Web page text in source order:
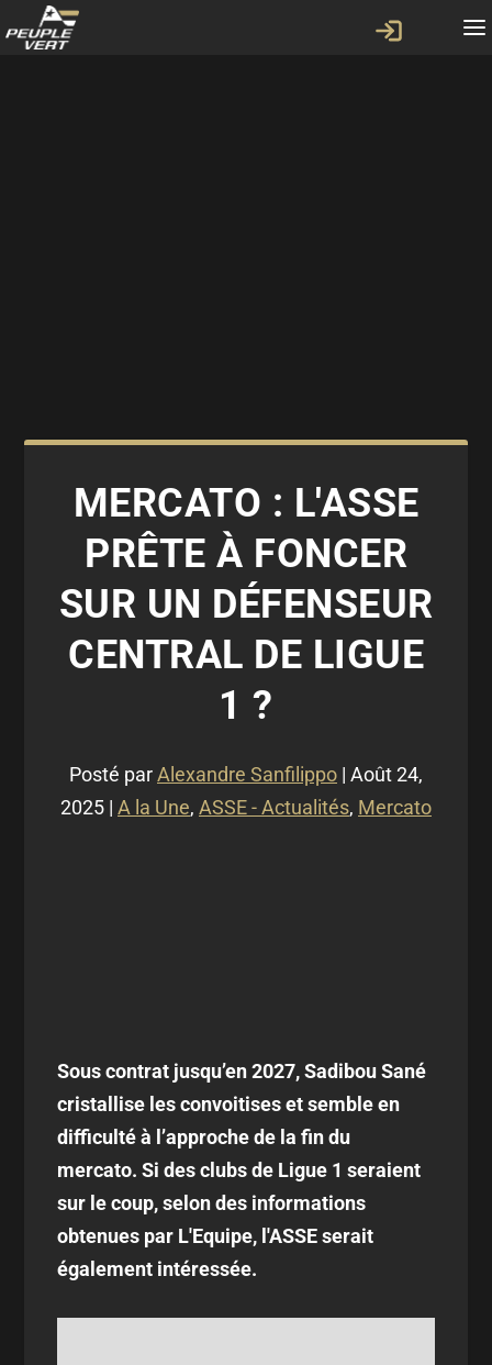
MERCATO : L'ASSE
PRÊTE À FONCER
SUR UN DÉFENSEUR
CENTRAL DE LIGUE
1 ?
Posté parAlexandre Sanfilippo | Août 24,
2025 | A la Une, ASSE - Actualités, Mercato
Sous contrat jusqu’en 2027, Sadibou Sané
cristallise les convoitises et semble en
difficulté à l’approche de la fin du
mercato. Si des clubs de Ligue 1 seraient
sur le coup, selon des informations
obtenues par L'Equipe, l'ASSE serait
également intéressée.